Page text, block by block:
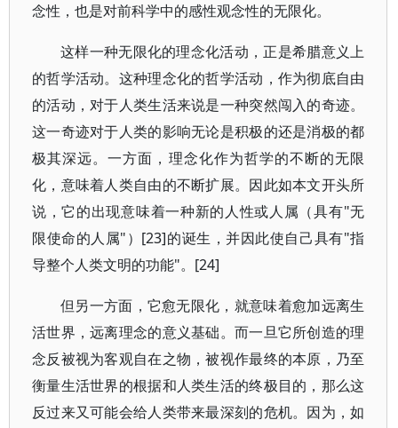
念性，也是对前科学中的感性观念性的无限化。
这样一种无限化的理念化活动，正是希腊意义上
的哲学活动。这种理念化的哲学活动，作为彻底自由
的活动，对于人类生活来说是一种突然闯入的奇迹。
这一奇迹对于人类的影响无论是积极的还是消极的都
极其深远。一方面，理念化作为哲学的不断的无限
化，意味着人类自由的不断扩展。因此如本文开头所
说，它的出现意味着一种新的人性或人属（具有"无
限使命的人属"）[23]的诞生，并因此使自己具有"指
导整个人类文明的功能"。[24]
但另一方面，它愈无限化，就意味着愈加远离生
活世界，远离理念的意义基础。而一旦它所创造的理
念反被视为客观自在之物，被视作最终的本原，乃至
衡量生活世界的根据和人类生活的终极目的，那么这
反过来又可能会给人类带来最深刻的危机。因为，如